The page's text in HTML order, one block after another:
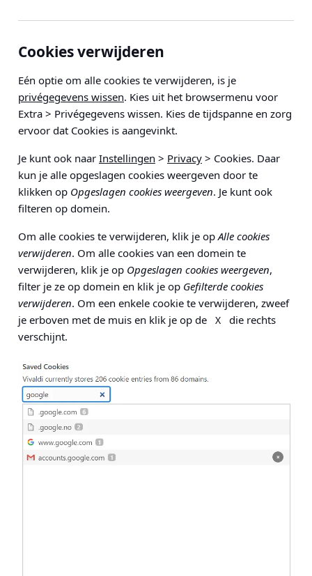
Cookies verwijderen
Eén optie om alle cookies te verwijderen, is je
privégegevens wissen. Kies uit het browsermenu voor
Extra > Privégegevens wissen. Kies de tijdspanne en zorg
ervoor dat Cookies is aangevinkt.
Je kunt ook naar Instellingen > Privacy > Cookies. Daar
kun je alle opgeslagen cookies weergeven door te
klikken op Opgeslagen cookies weergeven. Je kunt ook
filteren op domein.
Om alle cookies te verwijderen, klik je opAlle cookies
verwijderen. Om alle cookies van een domein te
verwijderen, klik je op Opgeslagen cookies weergeven,
filter je ze op domein en klik je op Gefilterde cookies
verwijderen. Om een enkele cookie te verwijderen, zweef
je erboven met de muis en klik je op de
X
die rechts
verschijnt.